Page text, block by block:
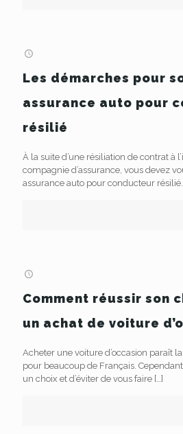
Les démarches pour
assurance auto pour
résilié
À la suite d’une résiliation de contrat à
compagnie d’assurance, vous devez
assurance auto pour conducteur
Comment réussir son
un achat de voiture
Acheter une voiture d’occasion paraît
pour beaucoup de Français.
un choix et d’éviter de vous faire […]